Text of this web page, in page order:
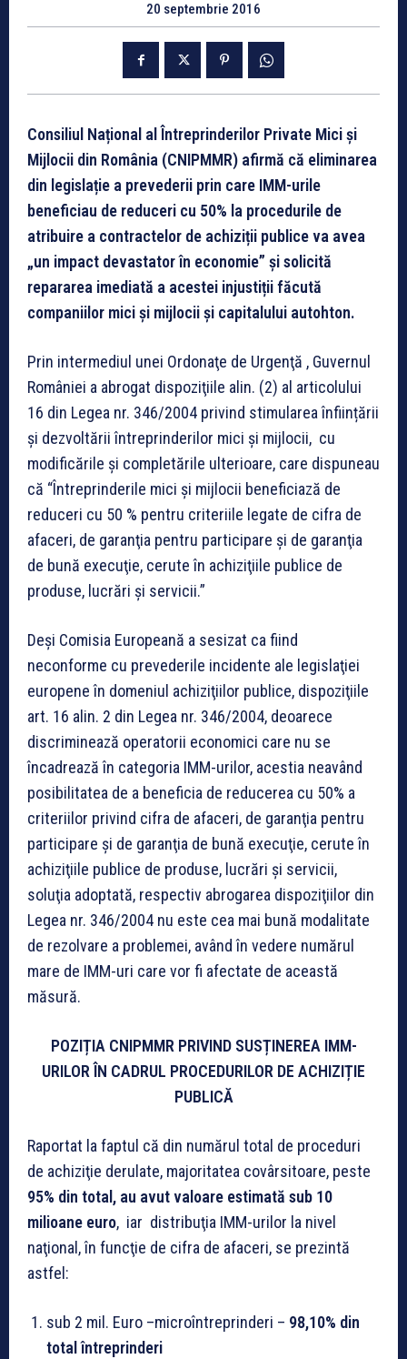
20 septembrie 2016
Consiliul Național al Întreprinderilor Private Mici și
Mijlocii din România (CNIPMMR) afirmă că eliminarea
din legislație a prevederii prin care IMM-urile
beneficiau de reduceri cu 50% la procedurile de
atribuire a contractelor de achiziții publice va avea
„un impact devastator în economie” și solicită
repararea imediată a acestei injustiții făcută
companiilor mici și mijlocii și capitalului autohton.
Prin intermediul unei Ordonaţe de Urgenţă , Guvernul
României a abrogat dispoziţiile alin. (2) al articolului
16 din Legea nr. 346/2004 privind stimularea înființării
și dezvoltării întreprinderilor mici și mijlocii, cu
modificările și completările ulterioare, care dispuneau
că “Întreprinderile mici şi mijlocii beneficiază de
reduceri cu 50 % pentru criteriile legate de cifra de
afaceri, de garanţia pentru participare şi de garanţia
de bună execuţie, cerute în achiziţiile publice de
produse, lucrări şi servicii.”
Deşi Comisia Europeană a sesizat ca fiind
neconforme cu prevederile incidente ale legislaţiei
europene în domeniul achiziţiilor publice, dispoziţiile
art. 16 alin. 2 din Legea nr. 346/2004, deoarece
discriminează operatorii economici care nu se
încadrează în categoria IMM-urilor, acestia neavând
posibilitatea de a beneficia de reducerea cu 50% a
criteriilor privind cifra de afaceri, de garanţia pentru
participare şi de garanţia de bună execuţie, cerute în
achiziţiile publice de produse, lucrări şi servicii,
soluţia adoptată, respectiv abrogarea dispoziţiilor din
Legea nr. 346/2004 nu este cea mai bună modalitate
de rezolvare a problemei, având în vedere numărul
mare de IMM-uri care vor fi afectate de această
măsură.
POZIȚIA CNIPMMR PRIVIND SUSȚINEREA IMM-
URILOR ÎN CADRUL PROCEDURILOR DE ACHIZIȚIE
PUBLICĂ
Raportat la faptul că din numărul total de proceduri
de achiziţie derulate, majoritatea covârsitoare, peste
95% din total, au avut valoare estimată sub 10
milioane euro, iar distribuţia IMM-urilor la nivel
naţional, în funcţie de cifra de afaceri, se prezintă
astfel:
sub 2 mil. Euro –microîntreprinderi – 98,10% din
total întreprinderi